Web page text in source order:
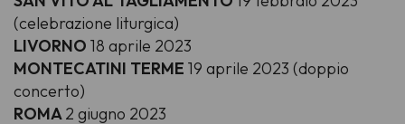
(celebrazione liturgica)
LIVORNO 18 aprile 2023
MONTECATINI TERME 19 aprile 2023 (doppio
concerto)
ROMA 2 giugno 2023